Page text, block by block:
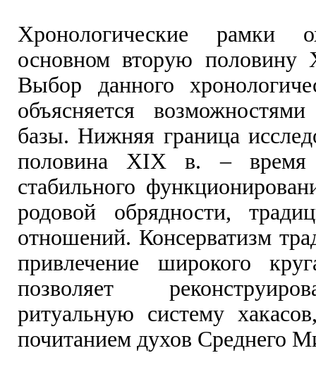
Хронологические рамки
основном вторую
Выбор данного
объясняется
базы. Нижняя граница
половина XIX в. – время
стабильного
родовой обрядности,
отношений. Консерватизм
привлечение широкого
позволяет
ритуальную систему
почитанием духов Среднего